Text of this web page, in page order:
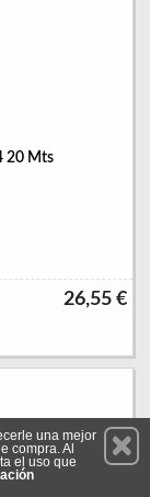
20 Mts
26,55 €
una mejor
compra. Al
el uso que